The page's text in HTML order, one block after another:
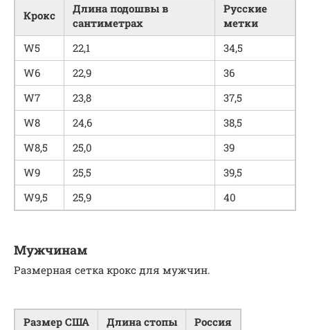
Крокс
Длина подошвы в
сантиметрах
Русские
метки
W5
22,1
34,5
W6
22,9
36
W7
23,8
37,5
W8
24,6
38,5
W8,5
25,0
39
W9
25,5
39,5
W9,5
25,9 40
Мужчинам
Размерная сетка крокс для мужчин.
Размер США Длина стопы
Россия